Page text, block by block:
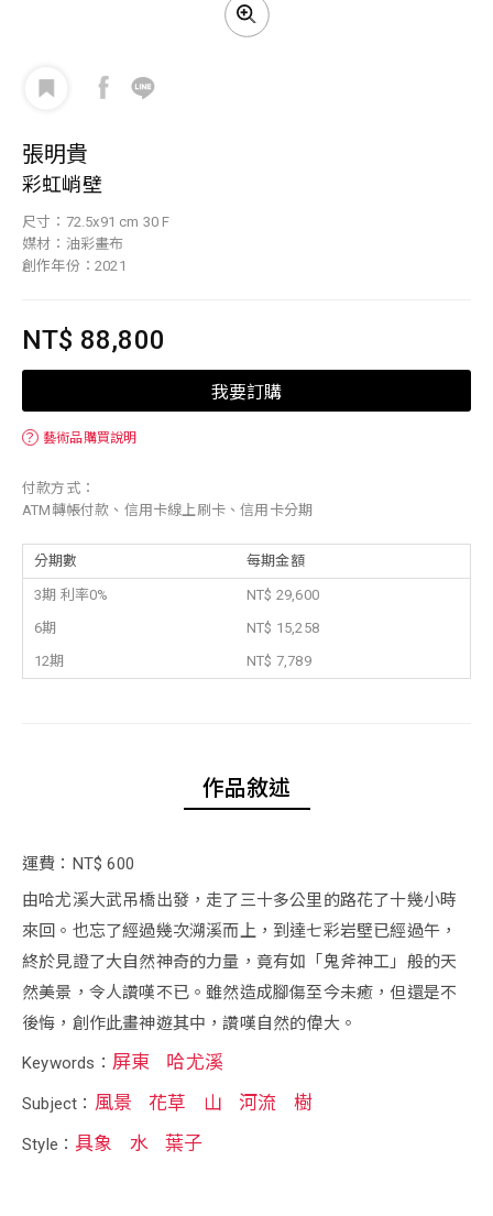
張明貴
彩虹峭壁
尺寸：72.5x91 cm 30 F
媒材：油彩畫布
創作年份：2021
NT$ 88,800
我要訂購
？ 藝術品購買說明
付款方式：
ATM轉帳付款、信用卡線上刷卡、信用卡分期
分期數 每期金額
3期 利率0%
NT$ 29,600
6期
NT$ 15,258
12期
NT$ 7,789
作品敘述
運費：NT$ 600
由哈尤溪大武吊橋出發，走了三十多公里的路花了十幾小時
來回。也忘了經過幾次溯溪而上，到達七彩岩壁已經過午，
終於見證了大自然神奇的力量，竟有如「鬼斧神工」般的天
然美景，令人讚嘆不已。雖然造成腳傷至今未癒，但還是不
後悔，創作此畫神遊其中，讚嘆自然的偉大。
Keywords： 屏東 哈尤溪
Subject： 風景 花草 山 河流 樹
Style： 具象 水 葉子